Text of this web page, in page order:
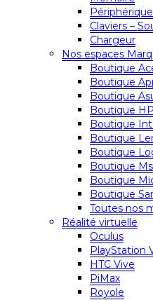
Claviers –
Chargeur
Nos espaces
Boutique
Boutique
Boutique
Boutique HP
Boutique
Boutique
Boutique
Boutique
Boutique
Boutique
Toutes nos
Réalité virtuelle
Oculus
PlayStation
HTC Vive
PiMax
Royole